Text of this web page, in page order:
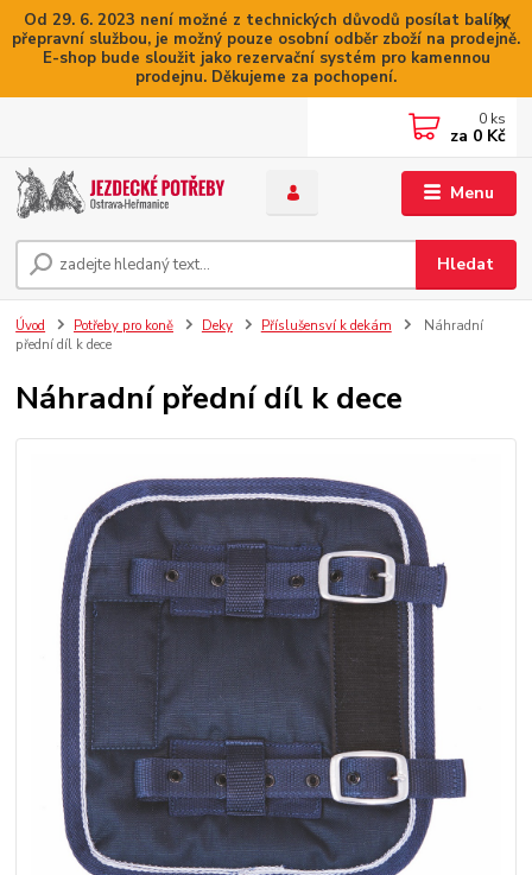
Od 29. 6. 2023 není možné z technických důvodů posílat balíky
přepravní službou, je možný pouze osobní odběr zboží na prodejně.
E-shop bude sloužit jako rezervační systém pro kamennou
prodejnu. Děkujeme za pochopení.
Menu
Hledat
0 ks
za 0 Kč
Úvod Potřeby pro koně Deky Příslušensví k dekám
Náhradní
přední díl k dece
Náhradní přední díl k dece